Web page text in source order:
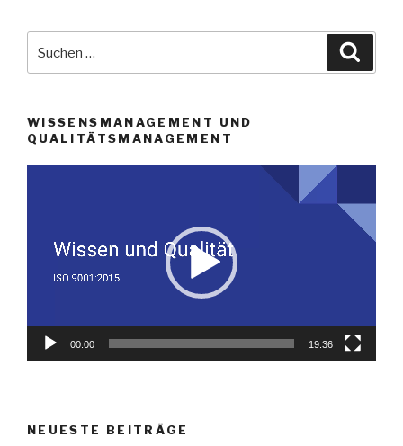
nach:
WISSENSMANAGEMENT UND
QUALITÄTSMANAGEMENT
00:00 19:36
NEUESTE BEITRÄGE